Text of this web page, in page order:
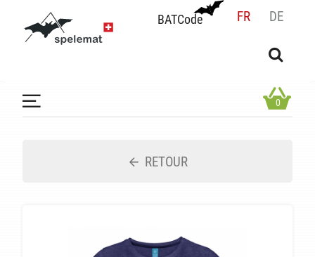
BATCode FR DE
BATCode
OK
0
RETOUR